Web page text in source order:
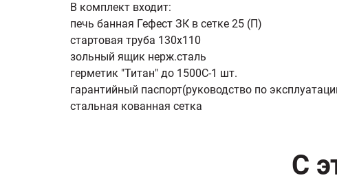
В комплект входит:
печь банная Гефест ЗК в сетке 25 (П)
стартовая труба 130х110
зольный ящик нерж.сталь
герметик "Титан" до 1500С-1 шт.
гарантийный паспорт(руководство по
стальная кованная сетка
С